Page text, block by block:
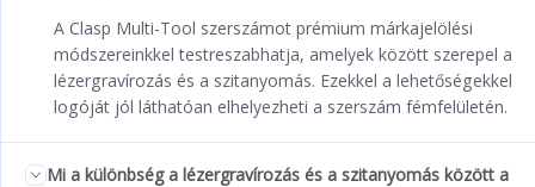
A Clasp Multi-Tool szerszámot prémium márkajelölési
módszereinkkel testreszabhatja, amelyek között szerepel a
lézergravírozás és a szitanyomás. Ezekkel a lehetőségekkel
logóját jól láthatóan elhelyezheti a szerszám fémfelületén.
Mi a különbség a lézergravírozás és a szitanyomás között a